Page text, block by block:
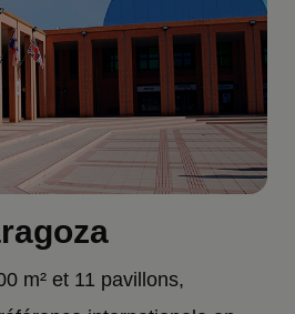
m² et 11 pavillons,